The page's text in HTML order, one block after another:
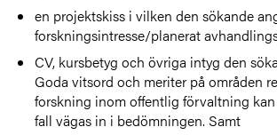
en projektskiss i vilken den sökande
forskningsintresse/planerat
CV, kursbetyg och övriga intyg den
Goda vitsord och meriter på områden
forskning inom offentlig förvaltning
fall vägas in i bedömningen. Samt